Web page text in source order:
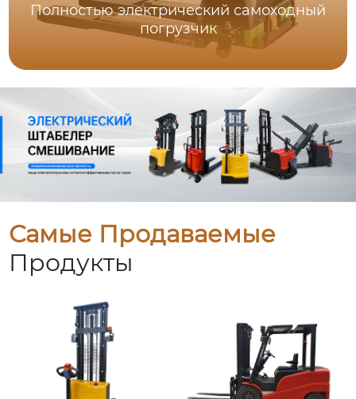
Полностью электрический самоходный
погрузчик
Самые Продаваемые
Продукты